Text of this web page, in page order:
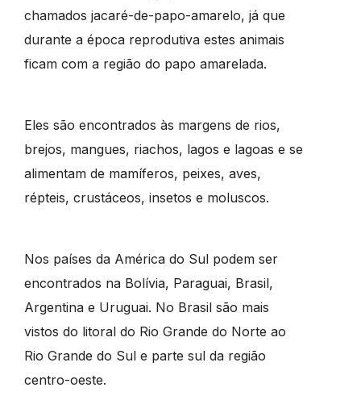
chamados jacaré-de-papo-amarelo, já que
durante a época reprodutiva estes animais
ficam com a região do papo amarelada.
Eles são encontrados às margens de rios,
brejos, mangues, riachos, lagos e lagoas e se
alimentam de mamíferos, peixes, aves,
répteis, crustáceos, insetos e moluscos.
Nos países da América do Sul podem ser
encontrados na Bolívia, Paraguai, Brasil,
Argentina e Uruguai. No Brasil são mais
vistos do litoral do Rio Grande do Norte ao
Rio Grande do Sul e parte sul da região
centro-oeste.